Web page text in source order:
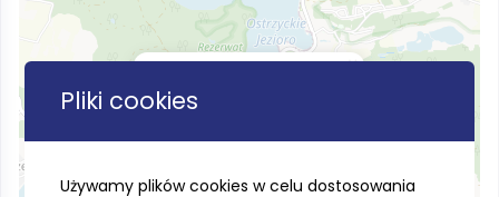
×
Pliki cookies
Używamy plików cookies w celu dostosowania